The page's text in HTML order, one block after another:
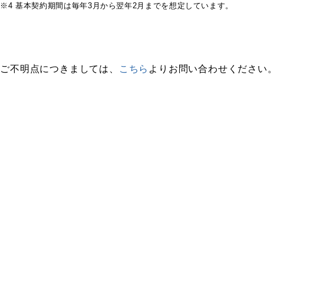
※4 基本契約期間は毎年3月から翌年2月までを想定しています。
ご不明点につきましては、 こちら よりお問い合わせください。